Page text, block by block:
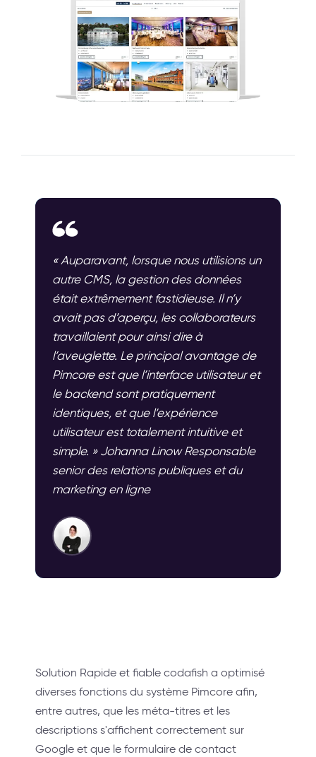
« Auparavant, lorsque nous utilisions un
autre CMS, la gestion des données
était extrêmement fastidieuse. Il n’y
avait pas d’aperçu, les collaborateurs
travaillaient pour ainsi dire à
l’aveuglette. Le principal avantage de
Pimcore est que l’interface utilisateur et
le backend sont pratiquement
identiques, et que l’expérience
utilisateur est totalement intuitive et
simple. » Johanna Linow Responsable
senior des relations publiques et du
marketing en ligne
Solution Rapide et fiable codafish a optimisé
diverses fonctions du système Pimcore afin,
entre autres, que les méta-titres et les
descriptions s'affichent correctement sur
Google et que le formulaire de contact